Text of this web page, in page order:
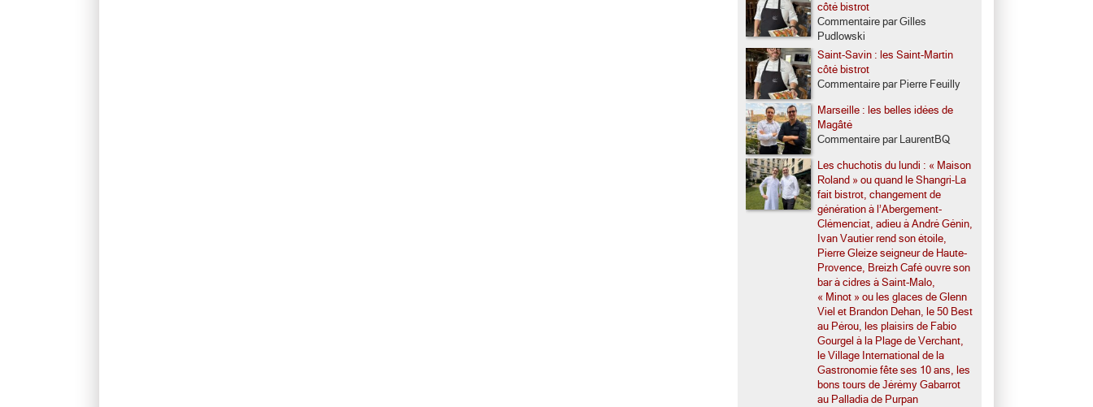
côté bistrot
Commentaire par Gilles
Pudlowski
Saint-Savin : les Saint-Martin
côté bistrot
Commentaire par Pierre Feuilly
Marseille : les belles idées de
Magâté
Commentaire par LaurentBQ
Les chuchotis du lundi : « Maison
Roland » ou quand le Shangri-La
fait bistrot, changement de
génération à l’Abergement-
Clémenciat, adieu à André Génin,
Ivan Vautier rend son étoile,
Pierre Gleize seigneur de Haute-
Provence, Breizh Café ouvre son
bar à cidres à Saint-Malo,
« Minot » ou les glaces de Glenn
Viel et Brandon Dehan, le 50 Best
au Pérou, les plaisirs de Fabio
Gourgel à la Plage de Verchant,
le Village International de la
Gastronomie fête ses 10 ans, les
bons tours de Jérémy Gabarrot
au Palladia de Purpan